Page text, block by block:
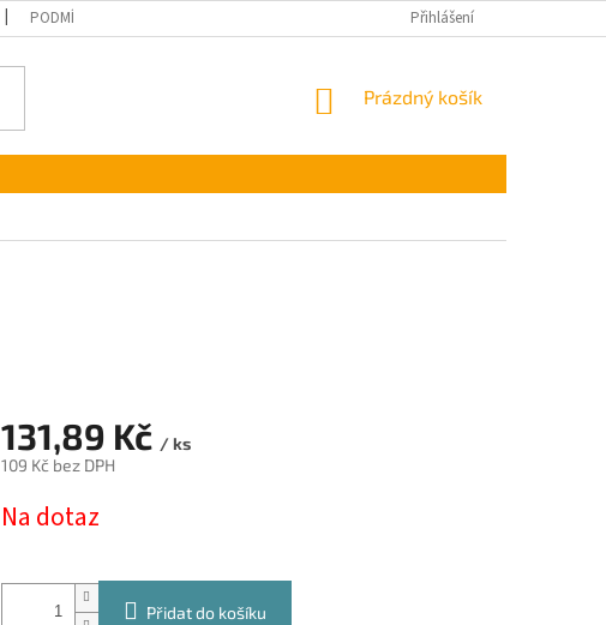
PODMÍNKY OCHRANY OSOBNÍCH ÚDAJŮ Přihlášení
NÁKUPNÍ
Prázdný košík
131,89 Kč / ks
109 Kč bez DPH
cena:
Na dotaz
Přidat do košíku